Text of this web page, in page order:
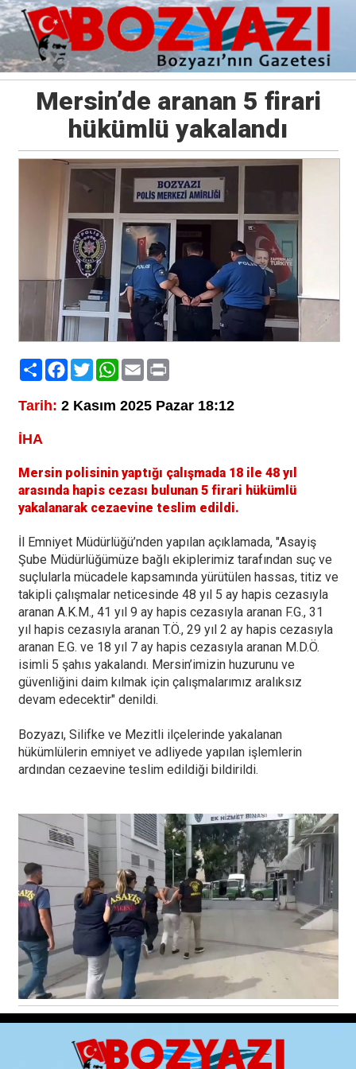
Mersin’de aranan 5 firari
hükümlü yakalandı
PaylaşFacebook
TwitterWhatsApp
EmailPrint
Tarih: 2 Kasım 2025 Pazar 18:12
İHA
Mersin polisinin yaptığı çalışmada 18 ile 48 yıl
arasında hapis cezası bulunan 5 firari hükümlü
yakalanarak cezaevine teslim edildi.
İl Emniyet Müdürlüğü’nden yapılan açıklamada, "Asayiş
Şube Müdürlüğümüze bağlı ekiplerimiz tarafından suç ve
suçlularla mücadele kapsamında yürütülen hassas, titiz ve
takipli çalışmalar neticesinde 48 yıl 5 ay hapis cezasıyla
aranan A.K.M., 41 yıl 9 ay hapis cezasıyla aranan F.G., 31
yıl hapis cezasıyla aranan T.Ö., 29 yıl 2 ay hapis cezasıyla
aranan E.G. ve 18 yıl 7 ay hapis cezasıyla aranan M.D.Ö.
isimli 5 şahıs yakalandı. Mersin’imizin huzurunu ve
güvenliğini daim kılmak için çalışmalarımız aralıksız
devam edecektir" denildi.
Bozyazı, Silifke ve Mezitli ilçelerinde yakalanan
hükümlülerin emniyet ve adliyede yapılan işlemlerin
ardından cezaevine teslim edildiği bildirildi.